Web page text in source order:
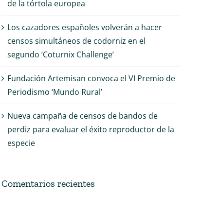
de la tórtola europea
Los cazadores españoles volverán a hacer
censos simultáneos de codorniz en el
segundo ‘Coturnix Challenge’
Fundación Artemisan convoca el VI Premio de
Periodismo ‘Mundo Rural’
Nueva campaña de censos de bandos de
perdiz para evaluar el éxito reproductor de la
especie
Comentarios recientes